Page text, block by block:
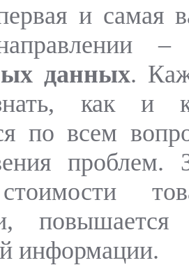
и самая
данных.
как и
по всем
проблем.
информации.